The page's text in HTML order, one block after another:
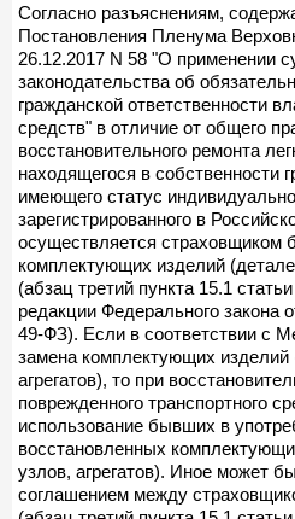
Согласно разъяснениям,
Постановления Пленума
26.12.2017 N 58 "О применении
законодательства об
гражданской ответственности
средств" в отличие от общего
восстановительного ремонта
находящегося в собственности
имеющего статус
зарегистрированного в
осуществляется страховщиком
комплектующих изделий
(абзац третий пункта 15.1
редакции Федерального закона
49-ФЗ). Если в соответствии с
замена комплектующих изделий
агрегатов), то при
поврежденного транспортного
использование бывших в
восстановленных
узлов, агрегатов). Иное может
соглашением между